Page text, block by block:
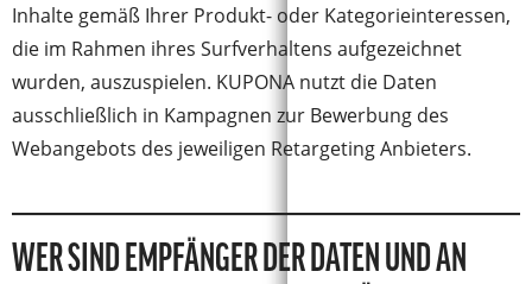
Inhalte gemäß Ihrer Produkt- oder Kategorieinteressen,
die im Rahmen ihres Surfverhaltens aufgezeichnet
wurden, auszuspielen. KUPONA nutzt die Daten
ausschließlich in Kampagnen zur Bewerbung des
Webangebots des jeweiligen Retargeting Anbieters.
WER SIND EMPFÄNGER DER DATEN UND AN